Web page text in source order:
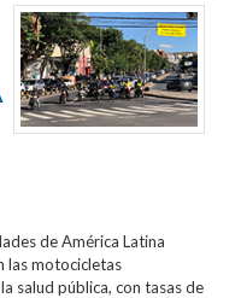
de América Latina
las motocicletas
salud pública, con tasas de